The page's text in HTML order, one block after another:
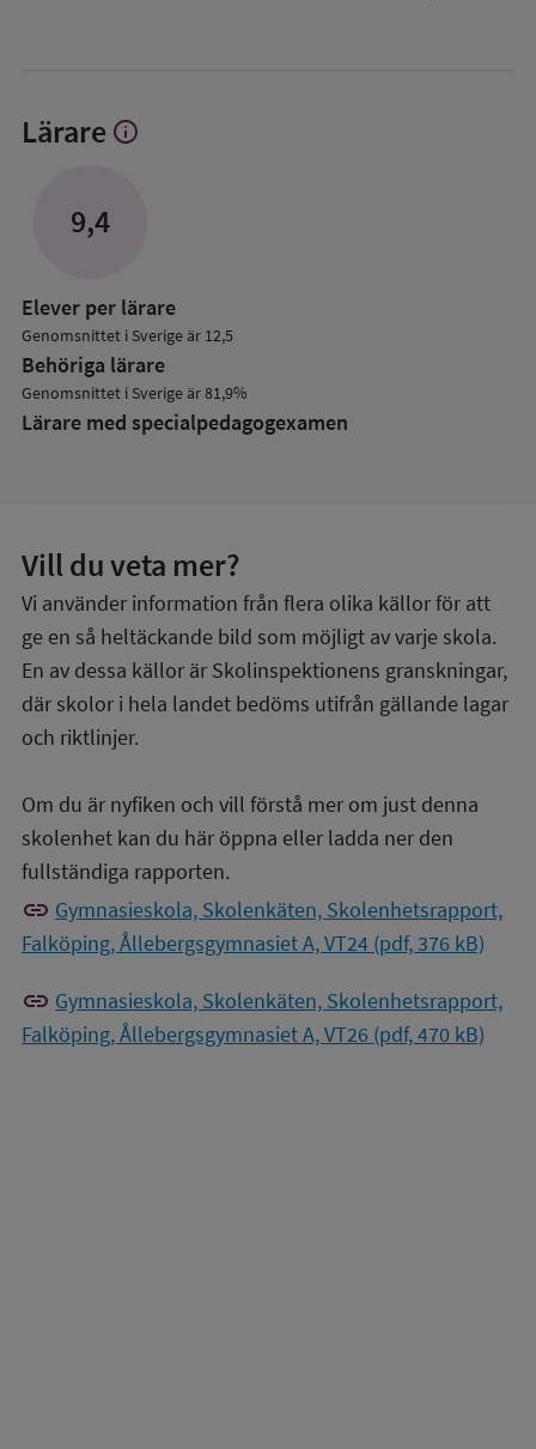
Lärare Visa
info
9,4
Elever per lärare
Genomsnittet i Sverige är 12,5
Behöriga lärare
Genomsnittet i Sverige är 81,9%
Lärare med specialpedagog­examen
Vill du veta mer?
Vi använder information från flera olika källor för att
ge en så heltäckande bild som möjligt av varje skola.
En av dessa källor är Skolinspektionens granskningar,
där skolor i hela landet bedöms utifrån gällande lagar
och riktlinjer.
Om du är nyfiken och vill förstå mer om just denna
skolenhet kan du här öppna eller ladda ner den
fullständiga rapporten.
link Gymnasieskola, Skolenkäten, Skolenhetsrapport,
Falköping, Ållebergsgymnasiet A, VT24 (pdf, 376 kB)
link Gymnasieskola, Skolenkäten, Skolenhetsrapport,
Falköping, Ållebergsgymnasiet A, VT26 (pdf, 470 kB)